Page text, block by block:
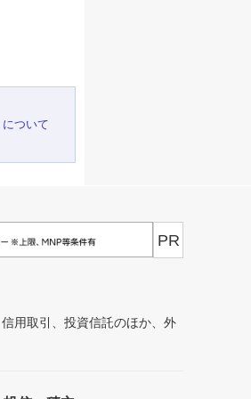
ついて
PR
用取引、投資信託のほか、外